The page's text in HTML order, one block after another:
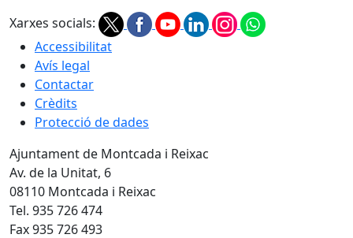
Xarxes socials:
Accessibilitat
Avís legal
Contactar
Crèdits
Protecció de dades
Ajuntament de Montcada i Reixac
Av. de la Unitat, 6
08110 Montcada i Reixac
Tel. 935 726 474
Fax 935 726 493